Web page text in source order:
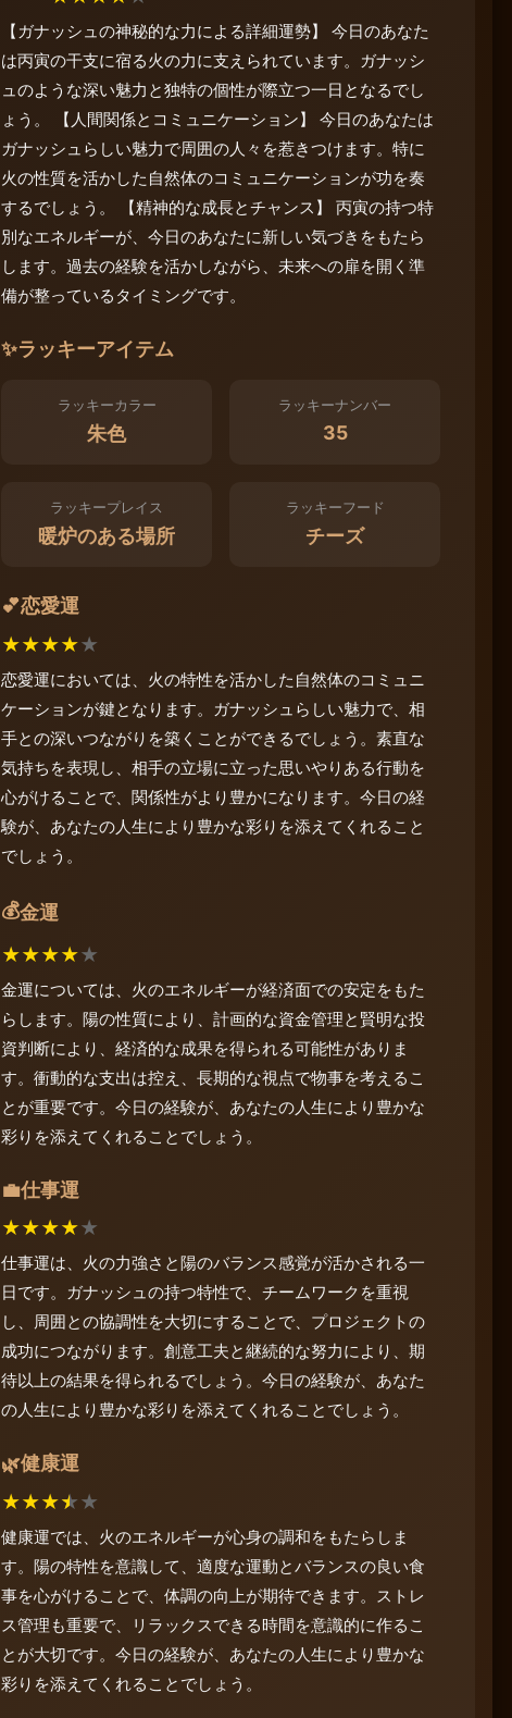
【ガナッシュの神秘的な力による詳細運勢】 今日のあなた
は丙寅の干支に宿る火の力に支えられています。ガナッシ
ュのような深い魅力と独特の個性が際立つ一日となるでし
ょう。 【人間関係とコミュニケーション】 今日のあなたは
ガナッシュらしい魅力で周囲の人々を惹きつけます。特に
火の性質を活かした自然体のコミュニケーションが功を奏
するでしょう。 【精神的な成長とチャンス】 丙寅の持つ特
別なエネルギーが、今日のあなたに新しい気づきをもたら
します。過去の経験を活かしながら、未来への扉を開く準
備が整っているタイミングです。
✨ラッキーアイテム
ラッキーカラー
朱色
ラッキーナンバー
35
ラッキープレイス
暖炉のある場所
ラッキーフード
チーズ
💕恋愛運
★★★★★
恋愛運においては、火の特性を活かした自然体のコミュニ
ケーションが鍵となります。ガナッシュらしい魅力で、相
手との深いつながりを築くことができるでしょう。素直な
気持ちを表現し、相手の立場に立った思いやりある行動を
心がけることで、関係性がより豊かになります。今日の経
験が、あなたの人生により豊かな彩りを添えてくれること
でしょう。
💰金運
★★★★★
金運については、火のエネルギーが経済面での安定をもた
らします。陽の性質により、計画的な資金管理と賢明な投
資判断により、経済的な成果を得られる可能性がありま
す。衝動的な支出は控え、長期的な視点で物事を考えるこ
とが重要です。今日の経験が、あなたの人生により豊かな
彩りを添えてくれることでしょう。
💼仕事運
★★★★★
仕事運は、火の力強さと陽のバランス感覚が活かされる一
日です。ガナッシュの持つ特性で、チームワークを重視
し、周囲との協調性を大切にすることで、プロジェクトの
成功につながります。創意工夫と継続的な努力により、期
待以上の結果を得られるでしょう。今日の経験が、あなた
の人生により豊かな彩りを添えてくれることでしょう。
🌿健康運
★★★★★
健康運では、火のエネルギーが心身の調和をもたらしま
す。陽の特性を意識して、適度な運動とバランスの良い食
事を心がけることで、体調の向上が期待できます。ストレ
ス管理も重要で、リラックスできる時間を意識的に作るこ
とが大切です。今日の経験が、あなたの人生により豊かな
彩りを添えてくれることでしょう。